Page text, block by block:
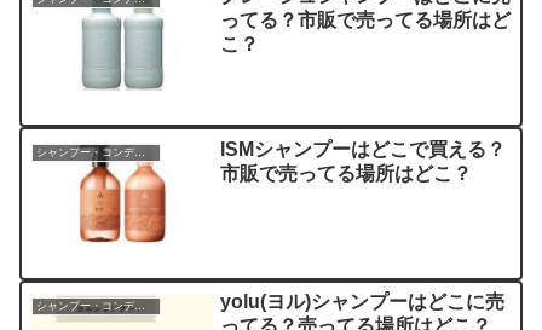
ってる？市販で売ってる場所はど
こ？
ISMシャンプーはどこで買える？
市販で売ってる場所はどこ？
yolu(ヨル)シャンプーはどこに売